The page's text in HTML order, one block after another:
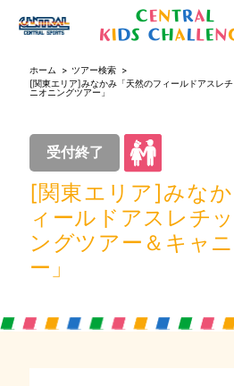
ホーム > ツアー検索>
[関東エリア]みなかみ「天然のフィールドアスレ
ニオニングツアー」
受付終了
[関東エリア]みな
ィールドアスレチ
ングツアー＆キャ
ー」